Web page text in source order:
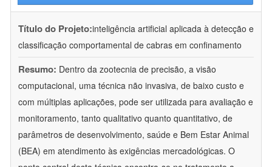
Título do Projeto:inteligência artificial aplicada à detecção e
classificação comportamental de cabras em confinamento
Resumo: Dentro da zootecnia de precisão, a visão
computacional, uma técnica não invasiva, de baixo custo e
com múltiplas aplicações, pode ser utilizada para avaliação e
monitoramento, tanto qualitativo quanto quantitativo, de
parâmetros de desenvolvimento, saúde e Bem Estar Animal
(BEA) em atendimento às exigências mercadológicas. O